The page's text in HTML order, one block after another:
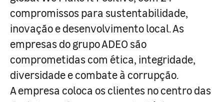
compromissos para sustentabilidade,
inovação e desenvolvimento local. As
empresas do grupo ADEO são
comprometidas com ética, integridade,
diversidade e combate à corrupção.
A empresa coloca os clientes no centro das